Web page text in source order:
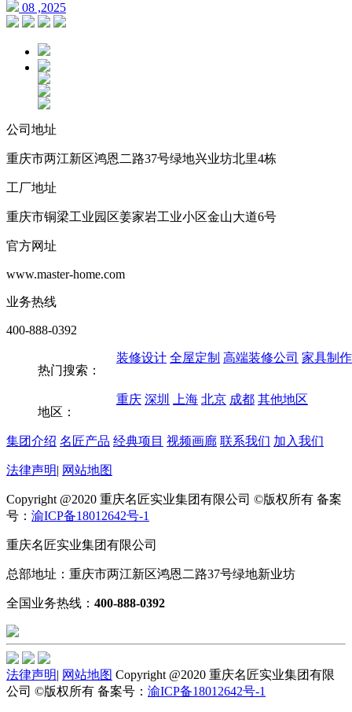
08 ,2025
公司地址
重庆市两江新区鸿恩二路37号绿地兴业坊北里4栋
工厂地址
重庆市铜梁工业园区姜家岩工业小区金山大道6号
官方网址
www.master-home.com
业务热线
400-888-0392
热门搜索：
装修设计 全屋定制 高端装修公司 家具制
地区：
重庆 深圳 上海 北京 成都 其他地区
集团介绍 名匠产品 经典项目 视频画廊 联系我们 加入我们
法律声明| 网站地图
Copyright @2020 重庆名匠实业集团有限公司 ©版权所有 备案
号： 渝ICP备18012642号-1
重庆名匠实业集团有限公司
总部地址：重庆市两江新区鸿恩二路37号绿地新业坊
全国业务热线： 400-888-0392
法律声明| 网站地图 Copyright @2020 重庆名匠实业集团有限
公司 ©版权所有 备案号： 渝ICP备18012642号-1